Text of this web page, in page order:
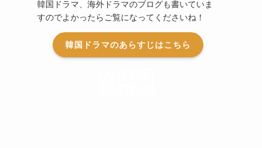
韓国ドラマ、海外ドラマのブログも書いていま
すのでよかったらご覧になってくださいね！
韓国ドラマのあらすじはこちら